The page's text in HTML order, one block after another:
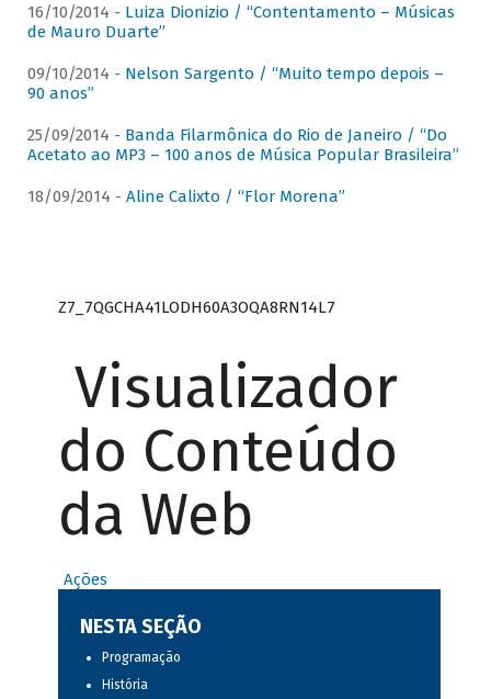
16/10/2014 - Luiza Dionizio / “Contentamento – Músicas
de Mauro Duarte”
09/10/2014 - Nelson Sargento / “Muito tempo depois –
90 anos”
25/09/2014 - Banda Filarmônica do Rio de Janeiro / “Do
Acetato ao MP3 – 100 anos de Música Popular Brasileira”
18/09/2014 - Aline Calixto / “Flor Morena”
Z7_7QGCHA41LODH60A3OQA8RN14L7
Visualizador
do Conteúdo
da Web
Ações
NESTA SEÇÃO
Programação
História